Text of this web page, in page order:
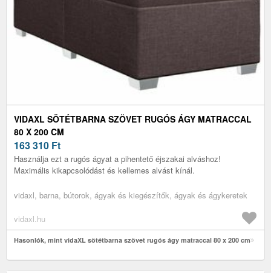
VIDAXL SÖTÉTBARNA SZÖVET RUGÓS ÁGY MATRACCAL
80 X 200 CM
163 310 Ft
Használja ezt a rugós ágyat a pihentető éjszakai alváshoz!
Maximális kikapcsolódást és kellemes alvást kínál.
vidaxl, barna, bútorok, ágyak és kiegészítők, ágyak és ágykeretek
vidaxl.hu
Hasonlók, mint vidaXL sötétbarna szövet rugós ágy matraccal 80 x 200 cm